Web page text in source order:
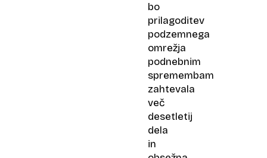
bo
prilagoditev
podzemnega
omrežja
podnebnim
spremembam
zahtevala
več
desetletij
dela
in